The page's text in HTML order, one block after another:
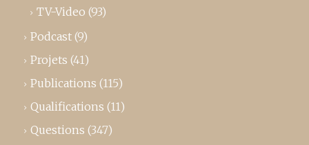
TV-Video (93)
Podcast (9)
Projets (41)
Publications (115)
Qualifications (11)
Questions (347)